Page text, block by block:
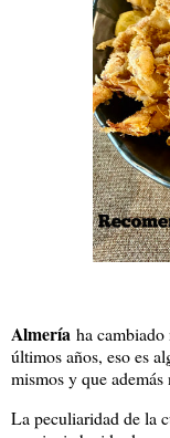
Almería ha
últimos años, eso es
mismos y que
La peculiaridad de la